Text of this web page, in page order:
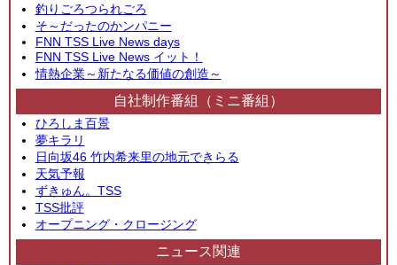
釣りごろつられごろ
そ～だったのかンパニー
FNN TSS Live News days
FNN TSS Live News イット！
情熱企業～新たなる価値の創造～
自社制作番組（ミニ番組）
ひろしま百景
夢キラリ
日向坂46 竹内希来里の地元できらる
天気予報
ずきゅん。TSS
TSS批評
オープニング・クロージング
ニュース関連